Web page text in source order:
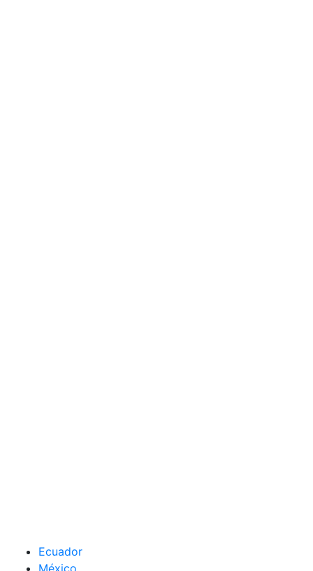
Ecuador
México